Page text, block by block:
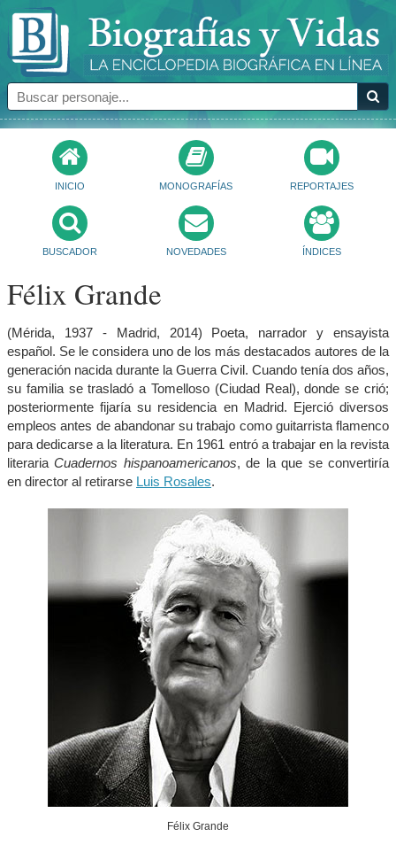
INICIO MONOGRAFÍAS REPORTAJES
BUSCADOR NOVEDADES ÍNDICES
Félix Grande
(Mérida, 1937 - Madrid, 2014) Poeta, narrador y ensayista
español. Se le considera uno de los más destacados autores de la
generación nacida durante la Guerra Civil. Cuando tenía dos años,
su familia se trasladó a Tomelloso (Ciudad Real), donde se crió;
posteriormente fijaría su residencia en Madrid. Ejerció diversos
empleos antes de abandonar su trabajo como guitarrista flamenco
para dedicarse a la literatura. En 1961 entró a trabajar en la revista
literariaCuadernos hispanoamericanos, de la que se convertiría
en director al retirarse Luis Rosales.
Félix Grande